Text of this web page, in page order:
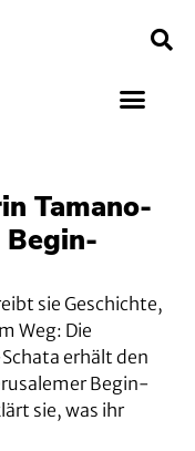
Tamano-
sie Geschichte,
Weg: Die
erhält den
Begin-
sie, was ihr